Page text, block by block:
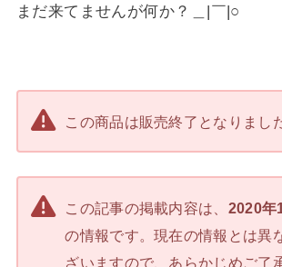
まだ来てませんが何か？＿|￣|○
この商品は販売終了となりまし
この記事の掲載内容は、 2020年
の情報です。現在の情報とは異
ざいますので、あらかじめご了